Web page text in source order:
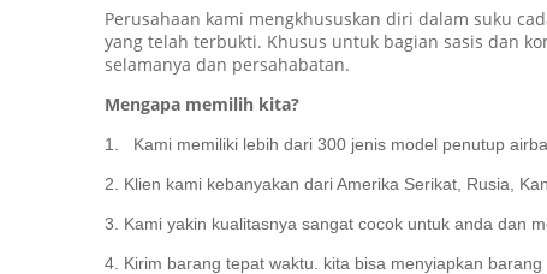
Perusahaan kami mengkhususkan diri dalam suku
yang telah terbukti. Khusus untuk bagian sasis dan
selamanya dan persahabatan.
Mengapa memilih kita?
1. Kami memiliki lebih dari 300 jenis model penutup
2. Klien kami kebanyakan dari Amerika Serikat, Rusia,
3. Kami yakin kualitasnya sangat cocok untuk anda dan
4. Kirim barang tepat waktu. kita bisa menyiapkan